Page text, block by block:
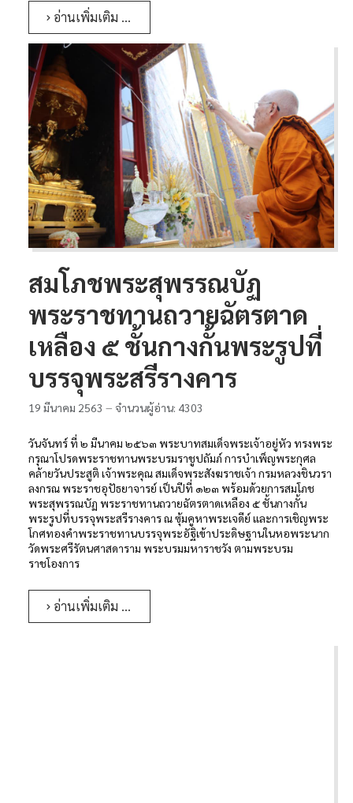
อ่านเพิ่มเติม …
สมโภชพระสุพรรณบัฏ
พระราชทานถวายฉัตรตาด
เหลือง ๕ ชั้นกางกั้นพระรูปที่
บรรจุพระสรีรางคาร
19 มีนาคม 2563 จำนวนผู้อ่าน: 4303
วันจันทร์ ที่ ๒ มีนาคม ๒๕๖๓ พระบาทสมเด็จพระเจ้าอยู่หัว ทรงพระ
กรุณาโปรดพระราชทานพระบรมราชูปถัมภ์ การบำเพ็ญพระกุศล
คล้ายวันประสูติ เจ้าพระคุณ สมเด็จพระสังฆราชเจ้า กรมหลวงชินวรา
ลงกรณ พระราชอุปัธยาจารย์ เป็นปีที่ ๑๒๓ พร้อมด้วยการสมโภช
พระสุพรรณบัฏ พระราชทานถวายฉัตรตาดเหลือง ๕ ชั้นกางกั้น
พระรูปที่บรรจุพระสรีรางคาร ณ ซุ้มคูหาพระเจดีย์ และการเชิญพระ
โกศทองคำพระราชทานบรรจุพระอัฐิเข้าประดิษฐานในหอพระนาก
วัดพระศรีรัตนศาสดาราม พระบรมมหาราชวัง ตามพระบรม
ราชโองการ
อ่านเพิ่มเติม …